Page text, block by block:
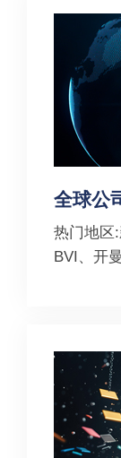
全球公
热门地区
BVI、开曼